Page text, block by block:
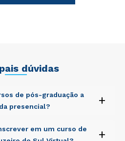
dúvidas
de pós-graduação a
presencial?
+
omnis iste natus error sit
doloremque laudantium,
em um curso de
+